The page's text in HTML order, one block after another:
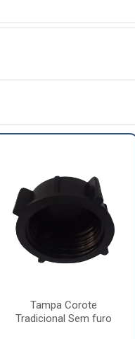
Tampa Corote
Tradicional Sem furo